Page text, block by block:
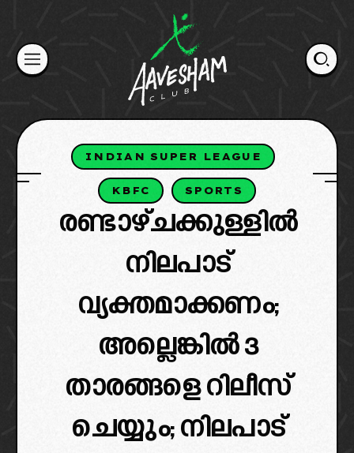
content
INDIAN SUPER LEAGUE
KBFC SPORTS
രണ്ടാഴ്ചക്കുള്ളിൽ
നിലപാട്
വ്യക്തമാക്കണം;
അല്ലെങ്കിൽ 3
താരങ്ങളെ റിലീസ്
ചെയ്യും; നിലപാട്